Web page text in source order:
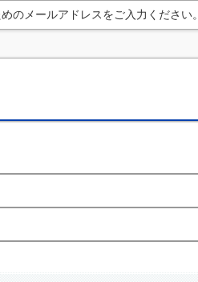
のメールアドレスをご入力ください。